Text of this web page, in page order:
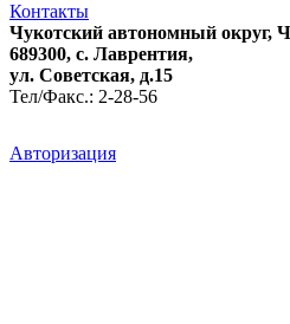
Контакты
Чукотский автономный округ,
689300, с. Лаврентия,
ул. Советская, д.15
Тел/Факс.: 2-28-56
Авторизация